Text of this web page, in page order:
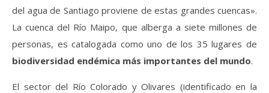
del agua de Santiago proviene de estas grandes cuencas».
La cuenca del Río Maipo, que alberga a siete millones de
personas, es catalogada como uno de los 35 lugares de
biodiversidad endémica más importantes del mundo.
El sector del Río Colorado y Olivares (identificado en la